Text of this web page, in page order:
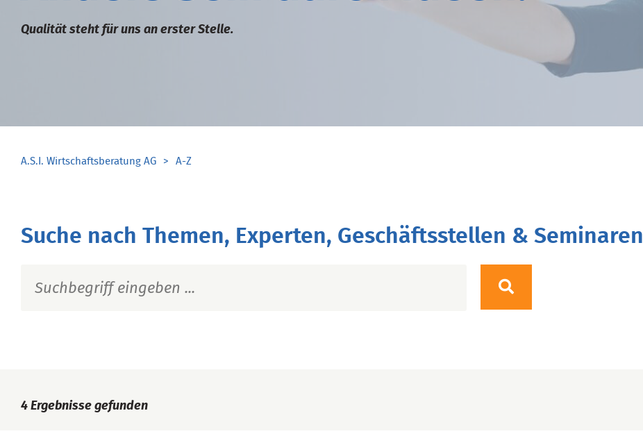
Qualität steht für uns an erster Stelle.
A.S.I. Wirtschaftsberatung AG A-Z
Suche nach Themen, Experten, Geschäftsstellen & Seminaren
4 Ergebnisse gefunden